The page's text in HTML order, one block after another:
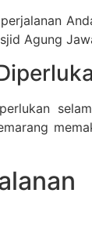
Agung